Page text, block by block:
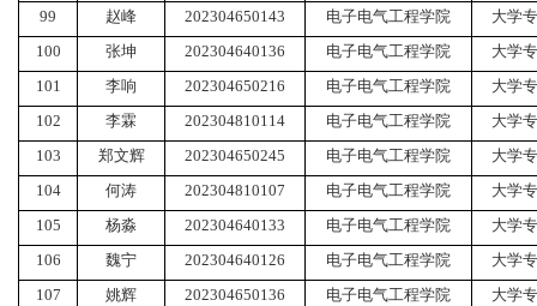
99
赵峰 202304650143 电子电气工程学院
大学
100
张坤 202304640136 电子电气工程学院
大学
101
李响 202304650216 电子电气工程学院
大学
102
李霖 202304810114 电子电气工程学院
大学
103
郑文辉 202304650245 电子电气工程学院
大学
104
何涛 202304810107 电子电气工程学院
大学
105
杨淼 202304640133 电子电气工程学院
大学
106
魏宁 202304640126 电子电气工程学院
大学
107
姚辉 202304650136 电子电气工程学院
大学